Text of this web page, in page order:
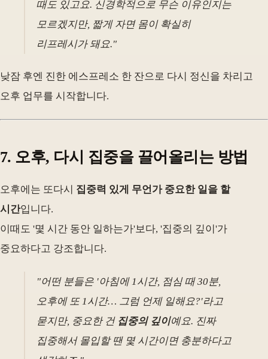
때도 있고요. 신경학적으로 무슨 이유인지는
모르겠지만, 짧게 자면 몸이 확실히
리프레시가 돼요."
낮잠 후엔 진한 에스프레소 한 잔으로 다시 정신을 차리고
오후 업무를 시작합니다.
7. 오후, 다시 집중을 끌어올리는 방법
오후에는 또다시 집중력 있게 무언가 중요한 일을 할
시간입니다.
이때도 '몇 시간 동안 일하는가'보다, '집중의 깊이'가
중요하다고 강조합니다.
"어떤 분들은 '아침에 1시간, 점심 때 30분,
오후에 또 1시간… 그럼 언제 일해요?'라고
묻지만, 중요한 건 집중의 깊이예요. 진짜
집중해서 몰입할 땐 몇 시간이면 충분하다고